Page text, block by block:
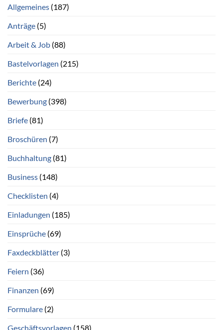
Allgemeines (187)
Anträge (5)
Arbeit & Job (88)
Bastelvorlagen (215)
Berichte (24)
Bewerbung (398)
Briefe (81)
Broschüren (7)
Buchhaltung (81)
Business (148)
Checklisten (4)
Einladungen (185)
Einsprüche (69)
Faxdeckblätter (3)
Feiern (36)
Finanzen (69)
Formulare (2)
Geschäftsvorlagen (158)